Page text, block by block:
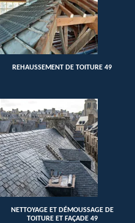
REHAUSSEMENT DE TOITURE 49
NETTOYAGE ET DÉMOUSSAGE DE
TOITURE ET FAÇADE 49